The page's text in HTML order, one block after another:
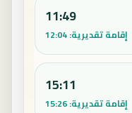
11:49
إقامة تقديرية:12:04
15:11
إقامة تقديرية:15:26